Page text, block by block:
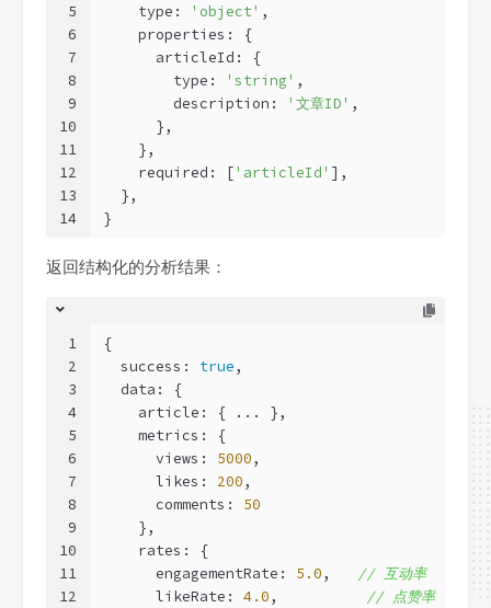
5
6
7
8
9
10
11
12
13
14
    type:
'object' ,
    properties: {
      articleId: {
        type:
'string' ,
        description:
'文章ID' ,
      },
    },
    required: [
'articleId' ],
  },
}
返回结构化的分析结果：
1
2
3
4
5
6
7
8
9
10
11
12
{
  success:
true,
  data: {
    article: { ... },
    metrics: {
      views:
5000,
      likes:
200,
      comments:
50
    },
    rates: {
      engagementRate:
5.0,
// 互动率
      likeRate:
4.0,
// 点赞率